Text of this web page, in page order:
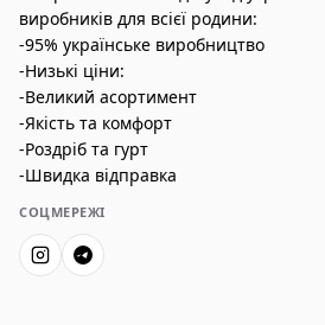
виробників для всієї родини:
-95% українське виробництво
-Низькі ціни:
-Великий асортимент
-Якість та комфорт
-Роздріб та гурт
-Швидка відправка
СОЦМЕРЕЖІ